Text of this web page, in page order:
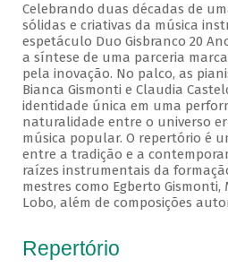
Celebrando duas décadas de
sólidas e criativas da música
espetáculo Duo Gisbranco 20
a síntese de uma parceria
pela inovação. No palco, as
Bianca Gismonti e Claudia
identidade única em uma
naturalidade entre o universo
música popular. O repertório é
entre a tradição e a
raízes instrumentais da
mestres como Egberto Gismonti,
Lobo, além de composições
Repertório